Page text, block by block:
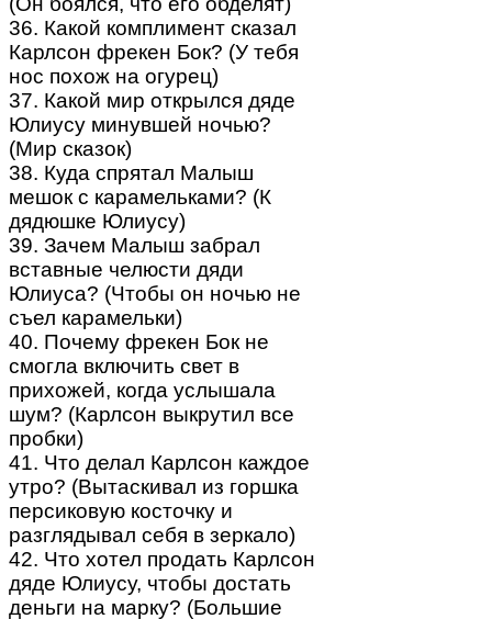
36. Какой комплимент сказал
Карлсон фрекен Бок? (У тебя
нос похож на огурец)
37. Какой мир открылся дяде
Юлиусу минувшей ночью?
(Мир сказок)
38. Куда спрятал Малыш
мешок с карамельками? (К
дядюшке Юлиусу)
39. Зачем Малыш забрал
вставные челюсти дяди
Юлиуса? (Чтобы он ночью не
съел карамельки)
40. Почему фрекен Бок не
смогла включить свет в
прихожей, когда услышала
шум? (Карлсон выкрутил все
пробки)
41. Что делал Карлсон каждое
утро? (Вытаскивал из горшка
персиковую косточку и
разглядывал себя в зеркало)
42. Что хотел продать Карлсон
дяде Юлиусу, чтобы достать
деньги на марку? (Большие